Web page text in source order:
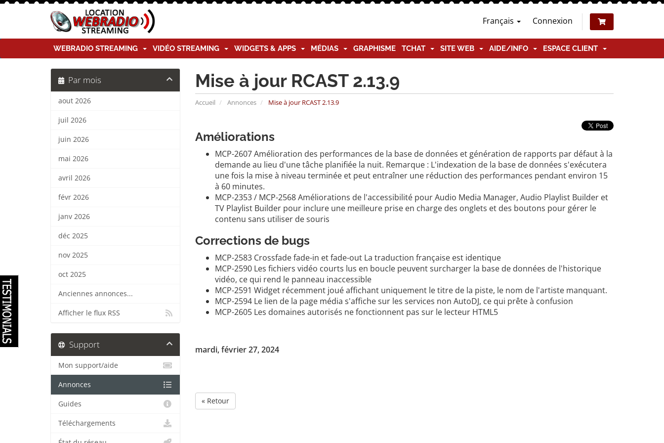
Français Connexion
WEBRADIO STREAMING VIDÉO STREAMING WIDGETS & APPS MÉDIAS GRAPHISME TCHAT SITE WEB AIDE/INFO ESPACE CLIENT
Mise à jour RCAST 2.13.9
Accueil Annonces Mise à jour RCAST 2.13.9
Par mois
aout 2026
juil 2026
juin 2026
mai 2026
avril 2026
févr 2026
janv 2026
déc 2025
nov 2025
oct 2025
Anciennes annonces...
Afficher le flux RSS
Améliorations
MCP-2607 Amélioration des performances de la base de données et génération de rapports par défaut à la
demande au lieu d'une tâche planifiée la nuit. Remarque : L'indexation de la base de données s'exécutera
une fois la mise à niveau terminée et peut entraîner une réduction des performances pendant environ 15
à 60 minutes.
MCP-2353 / MCP-2568 Améliorations de l'accessibilité pour Audio Media Manager, Audio Playlist Builder et
TV Playlist Builder pour inclure une meilleure prise en charge des onglets et des boutons pour gérer le
contenu sans utiliser de souris
Corrections de bugs
MCP-2583 Crossfade fade-in et fade-out La traduction française est identique
MCP-2590 Les fichiers vidéo courts lus en boucle peuvent surcharger la base de données de l'historique
vidéo, ce qui rend le panneau inaccessible
MCP-2591 Widget récemment joué affichant uniquement le titre de la piste, le nom de l'artiste manquant.
MCP-2594 Le lien de la page média s'affiche sur les services non AutoDJ, ce qui prête à confusion
MCP-2605 Les domaines autorisés ne fonctionnent pas sur le lecteur HTML5
mardi, février 27, 2024
« Retour
Support
Mon support/aide
Annonces
Guides
Téléchargements